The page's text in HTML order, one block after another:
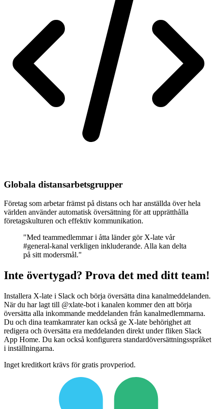
Globala distansarbetsgrupper
Företag som arbetar främst på distans och har anställda över hela
världen använder automatisk översättning för att upprätthålla
företagskulturen och effektiv kommunikation.
"Med teammedlemmar i åtta länder gör X-late vår
#general-kanal verkligen inkluderande. Alla kan delta
på sitt modersmål."
Inte övertygad? Prova det med ditt team!
Installera X-late i Slack och börja översätta dina kanalmeddelanden.
När du har lagt till @xlate-bot i kanalen kommer den att börja
översätta alla inkommande meddelanden från kanalmedlemmarna.
Du och dina teamkamrater kan också ge X-late behörighet att
redigera och översätta era meddelanden direkt under fliken Slack
App Home. Du kan också konfigurera standardöversättningsspråket
i inställningarna.
Inget kreditkort krävs för gratis provperiod.